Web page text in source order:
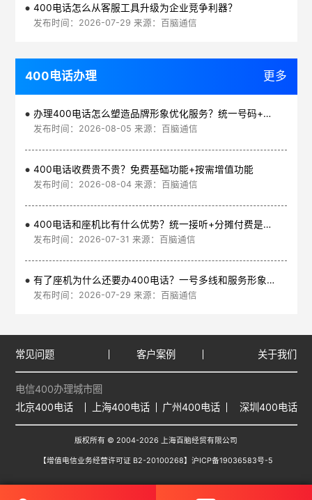
400电话怎么从客服工具升级为企业竞争利器？
发布时间：2026-07-29 来源：百脑通信
400电话办理 更多
办理400电话怎么塑造品牌形象优化服务？统一号码+智能管理平台
发布时间：2026-08-05 来源：百脑通信
400电话收费贵不贵？免费基础功能+按需增值功能
发布时间：2026-08-04 来源：百脑通信
400电话和座机比有什么优势？统一接听+分摊付费是核心
发布时间：2026-07-31 来源：百脑通信
有了座机为什么还要办400电话？一号多线和服务形象是核心
发布时间：2026-07-29 来源：百脑通信
常见问题 客户案例 关于我们
电信400办理城市圈
北京400电话
上海400电话 广州400电话 深圳400电话
版权所有 © 2004-2026 上海百脑经贸有限公司
【增值电信业务经营许可证 B2-20100268】 沪ICP备19036583号-5